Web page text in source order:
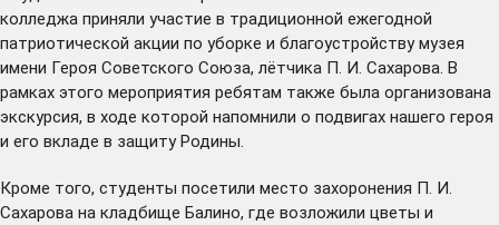
колледжа приняли участие в традиционной ежегодной
патриотической акции по уборке и благоустройству музея
имени Героя Советского Союза, лётчика П. И. Сахарова. В
рамках этого мероприятия ребятам также была организована
экскурсия, в ходе которой напомнили о подвигах нашего героя
и его вкладе в защиту Родины.
Кроме того, студенты посетили место захоронения П. И.
Сахарова на кладбище Балино, где возложили цветы и